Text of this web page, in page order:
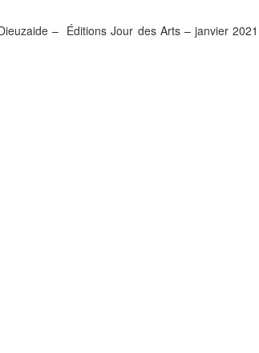
– Éditions Jour des Arts – janvier